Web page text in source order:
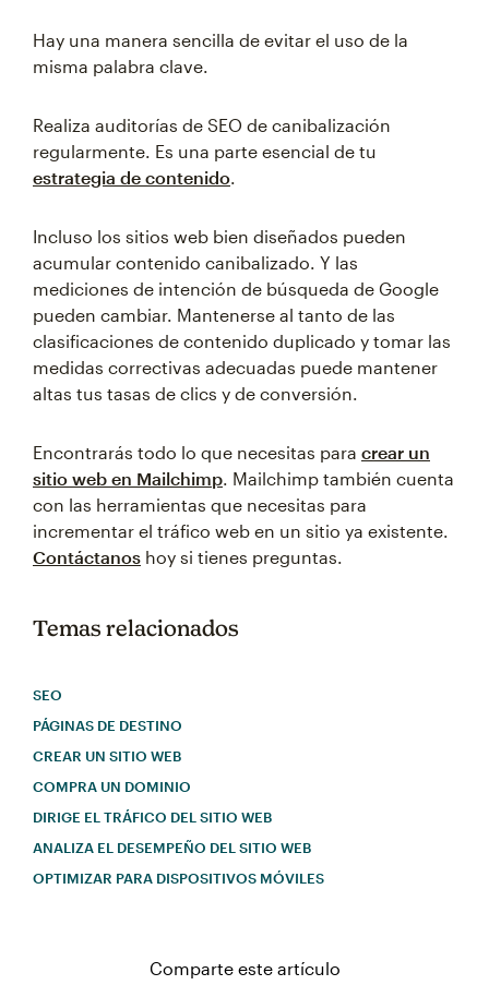
Hay una manera sencilla de evitar el uso de la
misma palabra clave.
Realiza auditorías de SEO de canibalización
regularmente. Es una parte esencial de tu
estrategia de contenido.
Incluso los sitios web bien diseñados pueden
acumular contenido canibalizado. Y las
mediciones de intención de búsqueda de Google
pueden cambiar. Mantenerse al tanto de las
clasificaciones de contenido duplicado y tomar las
medidas correctivas adecuadas puede mantener
altas tus tasas de clics y de conversión.
Encontrarás todo lo que necesitas para crear un
sitio web en Mailchimp. Mailchimp también cuenta
con las herramientas que necesitas para
incrementar el tráfico web en un sitio ya existente.
Contáctanos hoy si tienes preguntas.
Temas relacionados
SEO
PÁGINAS DE DESTINO
CREAR UN SITIO WEB
COMPRA UN DOMINIO
DIRIGE EL TRÁFICO DEL SITIO WEB
ANALIZA EL DESEMPEÑO DEL SITIO WEB
OPTIMIZAR PARA DISPOSITIVOS MÓVILES
Comparte este artículo